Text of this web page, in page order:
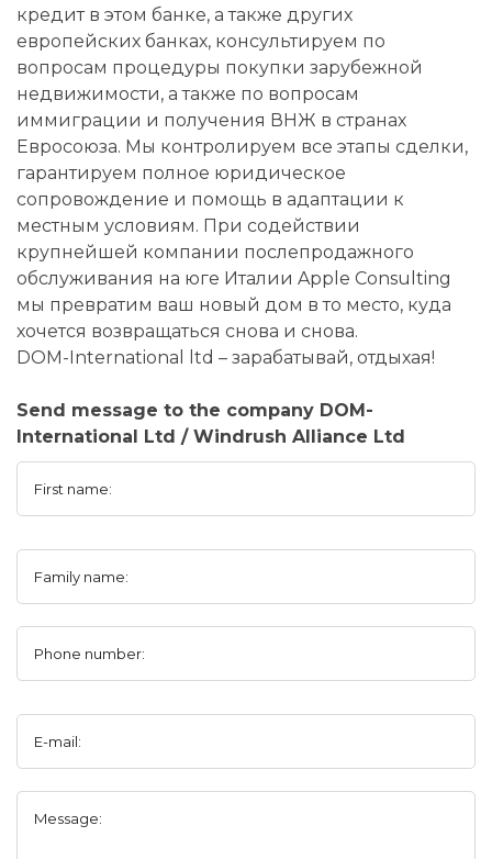
кредит в этом банке, а также других
европейских банках, консультируем по
вопросам процедуры покупки зарубежной
недвижимости, а также по вопросам
иммиграции и получения ВНЖ в странах
Евросоюза. Мы контролируем все этапы сделки,
гарантируем полное юридическое
сопровождение и помощь в адаптации к
местным условиям. При содействии
крупнейшей компании послепродажного
обслуживания на юге Италии Apple Consulting
мы превратим ваш новый дом в то место, куда
хочется возвращаться снова и снова.
DOM-International ltd – зарабатывай, отдыхая!
Send message to the company DOM-
International Ltd / Windrush Alliance Ltd
First name:
Family name:
Phone number:
E-mail:
Message: